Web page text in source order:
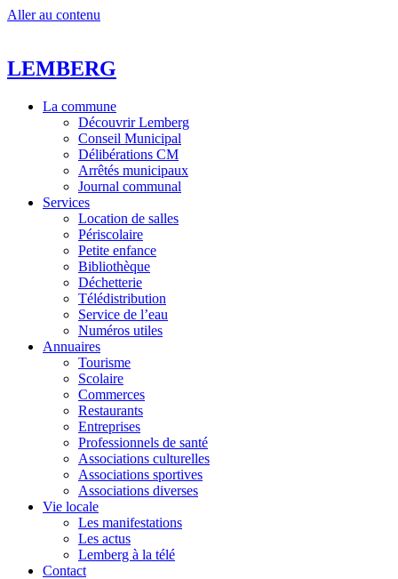
Aller au contenu
LEMBERG
La commune
Découvrir Lemberg
Conseil Municipal
Délibérations CM
Arrêtés municipaux
Journal communal
Services
Location de salles
Périscolaire
Petite enfance
Bibliothèque
Déchetterie
Télédistribution
Service de l’eau
Numéros utiles
Annuaires
Tourisme
Scolaire
Commerces
Restaurants
Entreprises
Professionnels de santé
Associations culturelles
Associations sportives
Associations diverses
Vie locale
Les manifestations
Les actus
Lemberg à la télé
Contact